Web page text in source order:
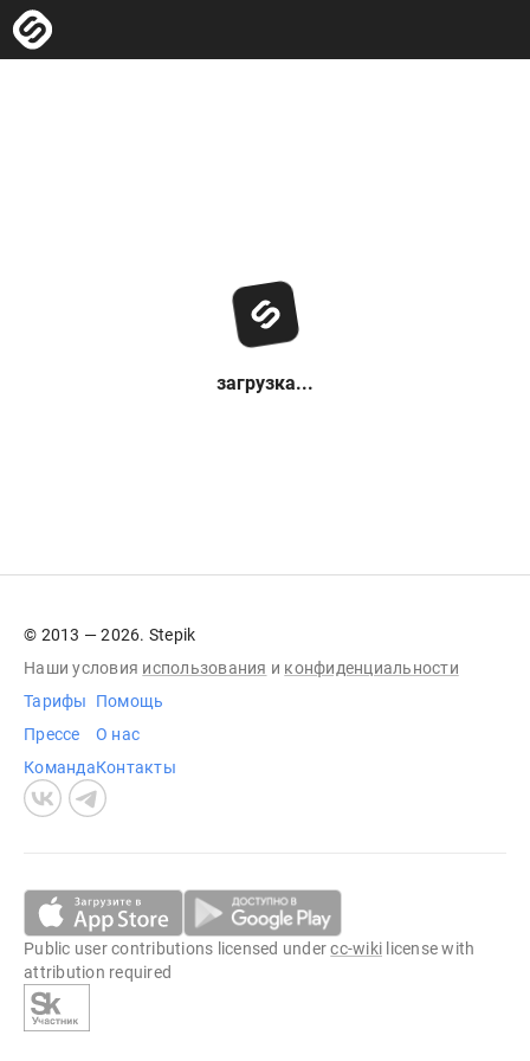
загрузка...
© 2013 — 2026. Stepik
Наши условия использования и конфиденциальности
Тарифы
Прессе
Команда
Помощь
О нас
Контакты
Public user contributions licensed undercc-wiki license with
attribution required